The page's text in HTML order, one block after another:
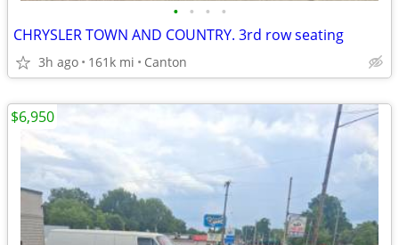
• • • •
CHRYSLER TOWN AND COUNTRY. 3rd row seating
3h ago 161k mi Canton
$6,950